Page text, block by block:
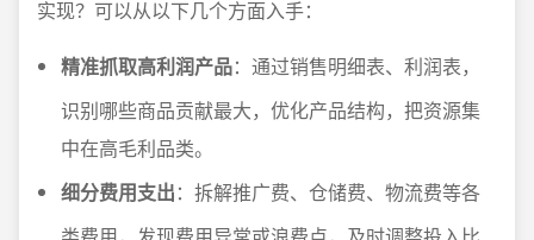
实现？可以从以下几个方面入手：
精准抓取高利润产品：通过销售明细表、利润表，
识别哪些商品贡献最大，优化产品结构，把资源集
中在高毛利品类。
细分费用支出：拆解推广费、仓储费、物流费等各